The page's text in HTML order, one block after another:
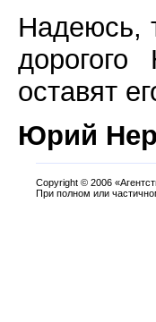
Надеюсь,
оставят
Юрий
Copyright © 2006
При полном или